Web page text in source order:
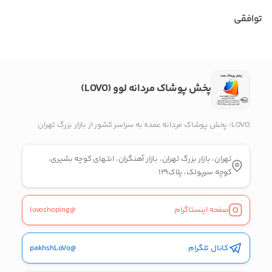
توافقی
پخش پوشاک مردانه لوو (LOVO)
LOVO؛ پخش پوشاک مردانه عمده به سراسر کشور از بازار بزرگ تهران
تهران، بازار بزرگ تهران، بازار آهنگران، انتهای کوچه بشیری،
کوچه سرپولک، پلاک۱۲۹
صفحه اینستاگرام @lovoshoping
کانال تلگرام @pakhshLoVo